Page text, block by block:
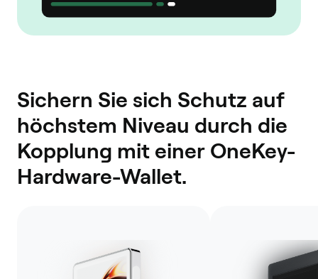
Sichern Sie sich Schutz auf
höchstem Niveau durch die
Kopplung mit einer OneKey-
Hardware-Wallet.